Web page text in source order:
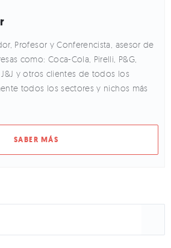
Profesor y Conferencista, asesor de
como: Coca-Cola, Pirelli, P&G,
J&J y otros clientes de todos los
todos los sectores y nichos más
SABER MÁS